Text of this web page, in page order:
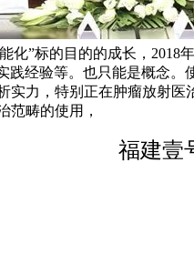
”标的目的的成长，2018
经验等。也只能是概念
力，特别正在肿瘤放射医
范畴的使用，
福建壹